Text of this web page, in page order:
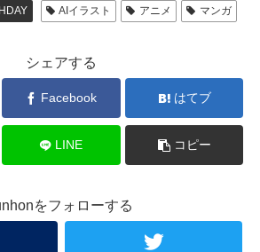
AIイラスト アニメ マンガ
シェアする
Facebook はてブ
LINE コピー
をフォローする